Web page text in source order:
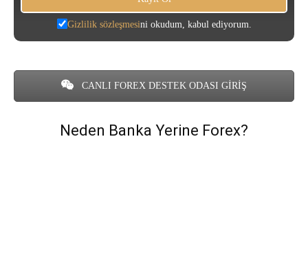
Gizlilik sözleşmesini okudum, kabul ediyorum.
CANLI FOREX DESTEK ODASI GİRİŞ
Neden Banka Yerine Forex?